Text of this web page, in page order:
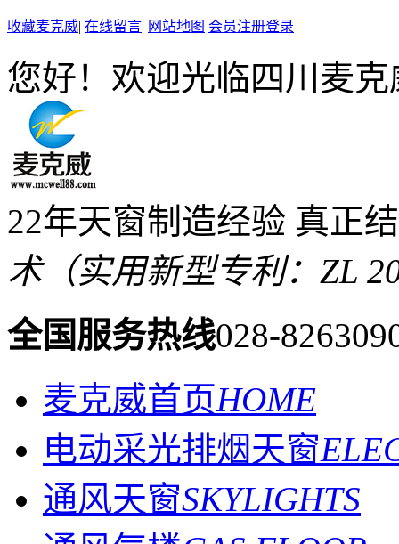
收藏麦克威| 在线留言| 网站地图 会员注册登录
您好！欢迎光临四川麦
22年天窗制造经验 真正
术（实用新型专利：ZL
全国服务热线028-
麦克威首页HOME
电动采光排烟天窗
通风天窗SKYLIGHTS